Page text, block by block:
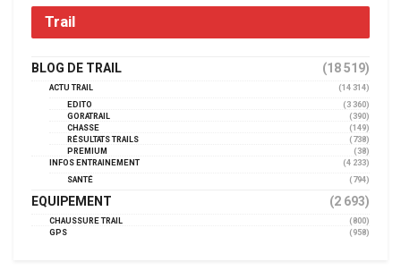
Trail
BLOG DE TRAIL (18 519)
ACTU TRAIL
(14 314)
EDITO
(3 360)
GORATRAIL
(390)
CHASSE
(149)
RÉSULTATS TRAILS
(738)
PREMIUM
(38)
INFOS ENTRAINEMENT
(4 233)
SANTÉ
(794)
EQUIPEMENT (2 693)
CHAUSSURE TRAIL
(800)
GPS
(958)